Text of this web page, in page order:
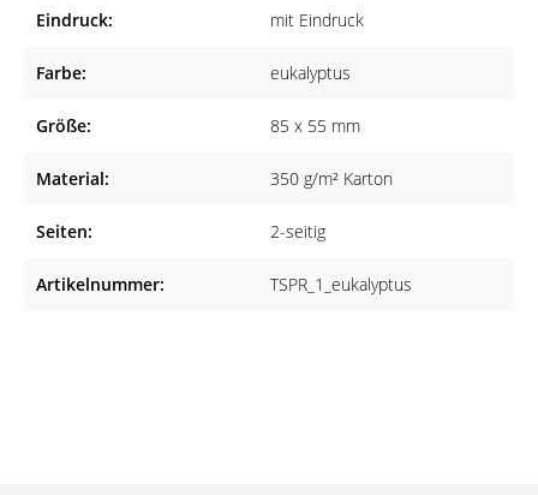
Die Terminkarten werden aus hochwertigem Karton (350 g/m²)
Geeignet für viele Fachrichtungen
Fachrichtungen als auch für Heilpraktiker, Tierärzte,
Eindruck: mit Eindruck
Farbe: eukalyptus
Größe: 85 x 55 mm
Material: 350 g/m² Karton
Seiten: 2-seitig
Artikelnummer: TSPR_1_eukalyptus